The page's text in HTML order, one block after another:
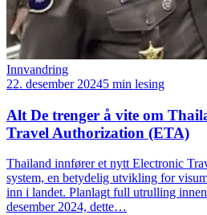
Innvandring
22. desember 20245 min lesing
Alt De trenger å vite om
Travel Authorization (ETA)
Thailand innfører et nytt Electronic
system, en betydelig utvikling for
inn i landet. Planlagt full utrulling
desember 2024, dette…